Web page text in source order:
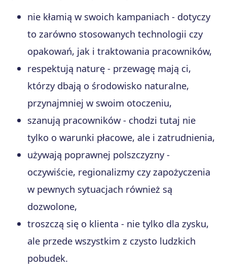
nie kłamią w swoich kampaniach - dotyczy
to zarówno stosowanych technologii czy
opakowań, jak i traktowania pracowników,
respektują naturę - przewagę mają ci,
którzy dbają o środowisko naturalne,
przynajmniej w swoim otoczeniu,
szanują pracowników - chodzi tutaj nie
tylko o warunki płacowe, ale i zatrudnienia,
używają poprawnej polszczyzny -
oczywiście, regionalizmy czy zapożyczenia
w pewnych sytuacjach również są
dozwolone,
troszczą się o klienta - nie tylko dla zysku,
ale przede wszystkim z czysto ludzkich
pobudek.